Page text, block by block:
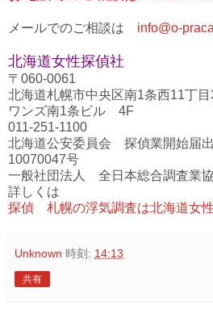
メールでのご相談は info@o-
北海道女性探偵社
〒060-0061
北海道札幌市中央区南1条西11丁
ワンズ南1条ビル 4F
011-251-1100
北海道公安委員会 探偵業開始届
10070047号
一般社団法人 全日本総合調査業
詳しくは
探偵 札幌の浮気調査は北海道女
Unknown 時刻: 14:13
共有